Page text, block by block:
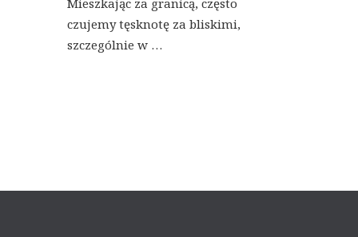
Mieszkając za granicą, często
czujemy tęsknotę za bliskimi,
szczególnie w …